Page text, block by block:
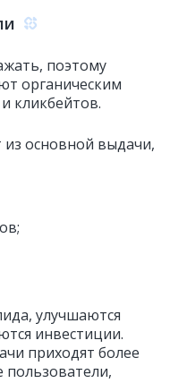
поэтому
органическим
кликбейтов.
из основной выдачи,
улучшаются
инвестиции.
приходят более
пользователи,